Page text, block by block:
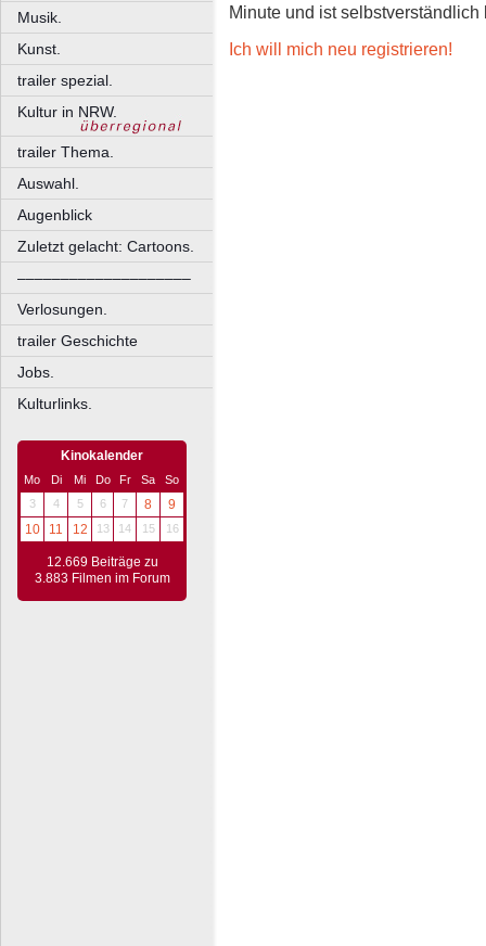
Musik.
Kunst.
trailer spezial.
Kultur in NRW.
trailer Thema.
Auswahl.
Augenblick
Zuletzt gelacht: Cartoons.
––––––––––––––––––––
Verlosungen.
trailer Geschichte
Jobs.
Kulturlinks.
Kinokalender
Mo Di Mi Do Fr Sa
So
3
4 5 6 7 8
9
10
11 12 13 14 15 16
12.669 Beiträge zu
3.883 Filmen im Forum
Minute und ist selbstverständlich
Ich will mich neu registrieren!